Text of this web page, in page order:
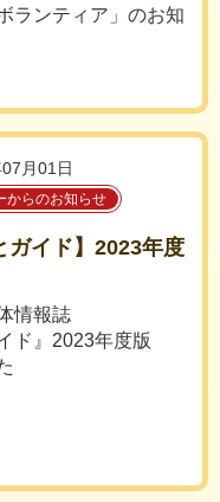
ランティア」のお知
月01日
からのお知らせ
イド】2023年度
情報誌
ド』2023年度版